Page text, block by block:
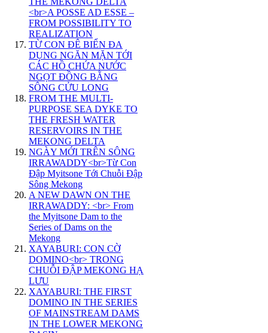
<br>A POSSE AD ESSE –
FROM POSSIBILITY TO
REALIZATION
TỪ CON ĐÊ BIỂN ĐA
DỤNG NGĂN MẶN TỚI
CÁC HỒ CHỨA NƯỚC
NGỌT ĐỒNG BẰNG
SÔNG CỬU LONG
FROM THE MULTI-
PURPOSE SEA DYKE TO
THE FRESH WATER
RESERVOIRS IN THE
MEKONG DELTA
NGÀY MỚI TRÊN SÔNG
IRRAWADDY<br>Từ Con
Đập Myitsone Tới Chuỗi Đập
Sông Mekong
A NEW DAWN ON THE
IRRAWADDY: <br> From
the Myitsone Dam to the
Series of Dams on the
Mekong
XAYABURI: CON CỜ
DOMINO<br> TRONG
CHUỖI ĐẬP MEKONG HẠ
LƯU
XAYABURI: THE FIRST
DOMINO IN THE SERIES
OF MAINSTREAM DAMS
IN THE LOWER MEKONG